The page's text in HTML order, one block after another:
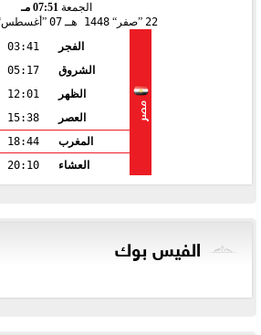
الجمعة 07:51 مـ
22 صفر 1448 هـ 07 أغسطس
مصر
الفجر
03:41
الشروق
05:17
الظهر
12:01
العصر
15:38
المغرب
18:44
العشاء
20:10
الفيس بوك